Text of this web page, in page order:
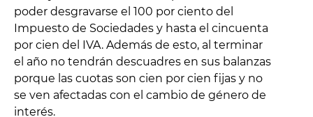
poder desgravarse el 100 por ciento del
Impuesto de Sociedades y hasta el cincuenta
por cien del IVA. Además de esto, al terminar
el año no tendrán descuadres en sus balanzas
porque las cuotas son cien por cien fijas y no
se ven afectadas con el cambio de género de
interés.